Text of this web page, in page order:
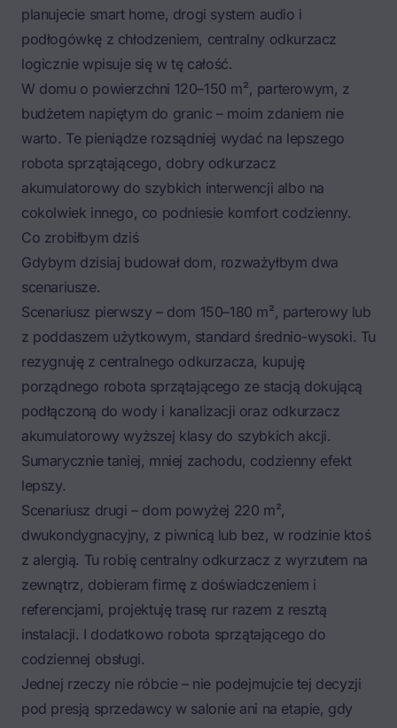
planujecie smart home, drogi system audio i
podłogówkę z chłodzeniem, centralny odkurzacz
logicznie wpisuje się w tę całość.
W domu o powierzchni 120–150 m², parterowym, z
budżetem napiętym do granic – moim zdaniem nie
warto. Te pieniądze rozsądniej wydać na lepszego
robota sprzątającego, dobry odkurzacz
akumulatorowy do szybkich interwencji albo na
cokolwiek innego, co podniesie komfort codzienny.
Co zrobiłbym dziś
Gdybym dzisiaj budował dom, rozważyłbym dwa
scenariusze.
Scenariusz pierwszy – dom 150–180 m², parterowy lub
z poddaszem użytkowym, standard średnio-wysoki. Tu
rezygnuję z centralnego odkurzacza, kupuję
porządnego robota sprzątającego ze stacją dokującą
podłączoną do wody i kanalizacji oraz odkurzacz
akumulatorowy wyższej klasy do szybkich akcji.
Sumarycznie taniej, mniej zachodu, codzienny efekt
lepszy.
Scenariusz drugi – dom powyżej 220 m²,
dwukondygnacyjny, z piwnicą lub bez, w rodzinie ktoś
z alergią. Tu robię centralny odkurzacz z wyrzutem na
zewnątrz, dobieram firmę z doświadczeniem i
referencjami, projektuję trasę rur razem z resztą
instalacji. I dodatkowo robota sprzątającego do
codziennej obsługi.
Jednej rzeczy nie róbcie – nie podejmujcie tej decyzji
pod presją sprzedawcy w salonie ani na etapie, gdy